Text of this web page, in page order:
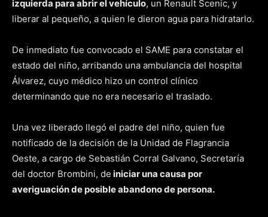
izquierda para abrir el vehículo, un Renault Scenic, y
liberar al pequeño, a quien le dieron agua para hidratarlo.
De inmediato fue convocado el SAME para constatar el
estado del niño, arribando una ambulancia del hospital
Álvarez, cuyo médico hizo un control clínico
determinando que no era necesario el traslado.
Una vez liberado llegó el padre del niño, quien fue
notificado de la decisión de la Unidad de Flagrancia
Oeste, a cargo de Sebastián Corral Galvano, Secretaría
del doctor Brombini, de iniciar una causa por
averiguación de posible abandono de persona.